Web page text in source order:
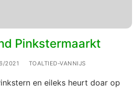
Pinkstermaarkt
2021 TOALTIED-VANNIJS
en eileks heurt doar op